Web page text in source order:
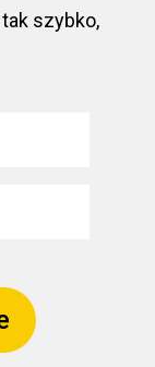
szybko,